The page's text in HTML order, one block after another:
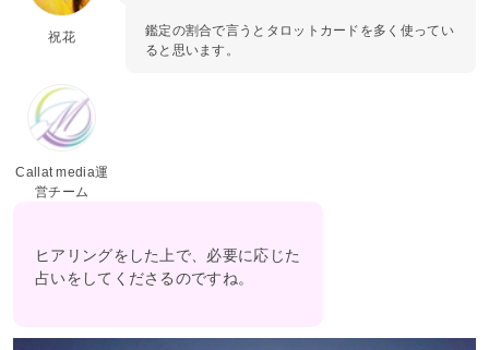
祝花
鑑定の割合で言うとタロットカードを多く使ってい
ると思います。
Callat media運
営チーム
ヒアリングをした上で、必要に応じた
占いをしてくださるのですね。